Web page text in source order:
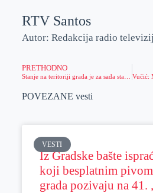
RTV Santos
Autor: Redakcija radio
PRETHODNO
Stanje na teritoriji grada je za sada stabilno
POVEZANE vesti
VESTI
Iz Gradske bašte
koji besplatnim
grada pozivaju na 41.